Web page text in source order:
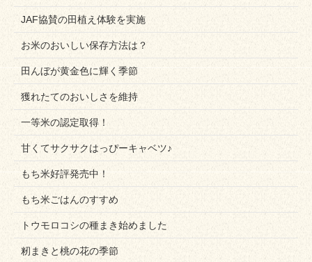
JAF協賛の田植え体験を実施
お米のおいしい保存方法は？
田んぼが黄金色に輝く季節
獲れたてのおいしさを維持
一等米の認定取得！
甘くてサクサクはっぴーキャベツ♪
もち米好評発売中！
もち米ごはんのすすめ
トウモロコシの種まき始めました
籾まきと桃の花の季節